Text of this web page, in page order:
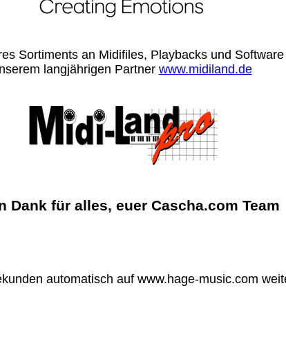
Sortiments an Midifiles, Playbacks und
langjährigen Partner www.midiland.de
Dank für alles, euer Cascha.com Team
automatisch auf www.hage-music.com